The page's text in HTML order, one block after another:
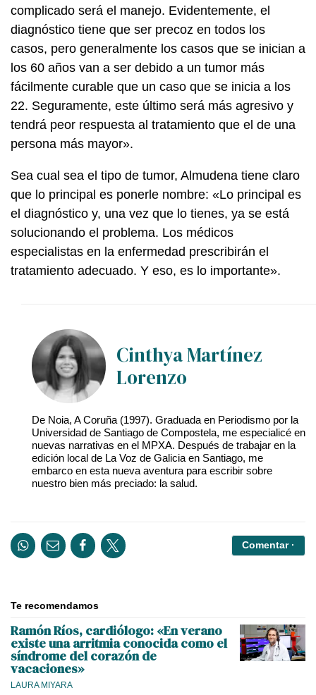
complicado será el manejo. Evidentemente, el
diagnóstico tiene que ser precoz en todos los
casos, pero generalmente los casos que se inician a
los 60 años van a ser debido a un tumor más
fácilmente curable que un caso que se inicia a los
22. Seguramente, este último será más agresivo y
tendrá peor respuesta al tratamiento que el de una
persona más mayor».
Sea cual sea el tipo de tumor, Almudena tiene claro
que lo principal es ponerle nombre: «Lo principal es
el diagnóstico y, una vez que lo tienes, ya se está
solucionando el problema. Los médicos
especialistas en la enfermedad prescribirán el
tratamiento adecuado. Y eso, es lo importante».
Cinthya Martínez
Lorenzo
De Noia, A Coruña (1997). Graduada en Periodismo por la
Universidad de Santiago de Compostela, me especialicé en
nuevas narrativas en el MPXA. Después de trabajar en la
edición local de La Voz de Galicia en Santiago, me
embarco en esta nueva aventura para escribir sobre
nuestro bien más preciado: la salud.
Comentar ·
Te recomendamos
Ramón Ríos, cardiólogo: «En verano
existe una arritmia conocida como el
síndrome del corazón de
vacaciones»
LAURA MIYARA